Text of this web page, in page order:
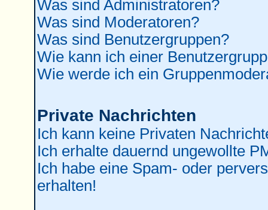
Was sind Administratoren?
Was sind Moderatoren?
Was sind Benutzergruppen?
Wie kann ich einer
Wie werde ich ein
Private Nachrichten
Ich kann keine Privaten
Ich erhalte dauernd ungewollte
Ich habe eine Spam- oder
erhalten!